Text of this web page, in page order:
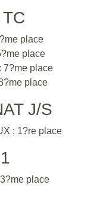
place
place
7?me place
place
J/S
: 1?re place
place